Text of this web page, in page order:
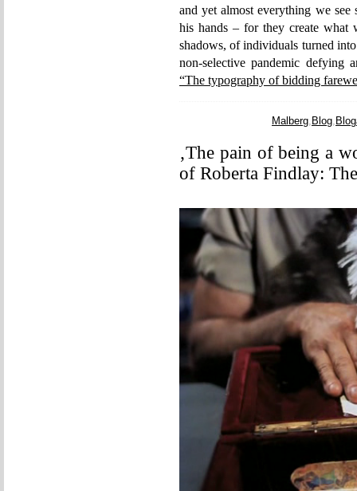
and yet almost everything we
his hands – for they create what
shadows, of individuals turned
non-selective pandemic defying
“The typography of bidding
Malberg, Blog,
‚The pain of being a
of Roberta Findlay: